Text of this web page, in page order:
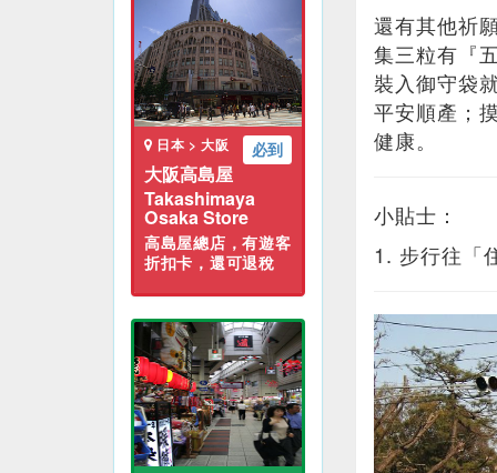
必到
日本 > 大阪
大阪高島屋
Takashimaya
Osaka Store
高島屋總店，有遊客
折扣卡，還可退稅
還有其他祈
集三粒有『
裝入御守袋
平安順產；
健康。
小貼士：
1. 步行往「